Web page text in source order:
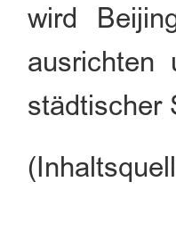
wird
ausrichten
städtischer